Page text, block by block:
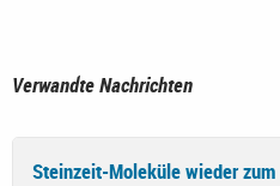
Verwandte Nachrichten
Steinzeit-Moleküle wieder